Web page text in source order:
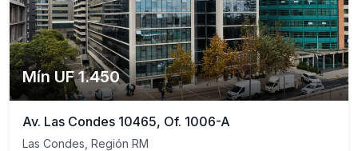
Mín UF 1.450
Av. Las Condes 10465, Of. 1006-A
Las Condes, Región RM